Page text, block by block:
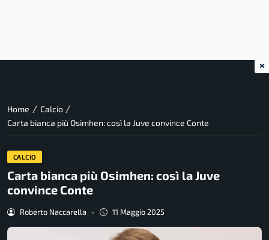
Home / Calcio /
Carta bianca più Osimhen: così la Juve convince Conte
CALCIO
Carta bianca più Osimhen: così la Juve
convince Conte
Roberto Naccarella - 11 Maggio 2025
×